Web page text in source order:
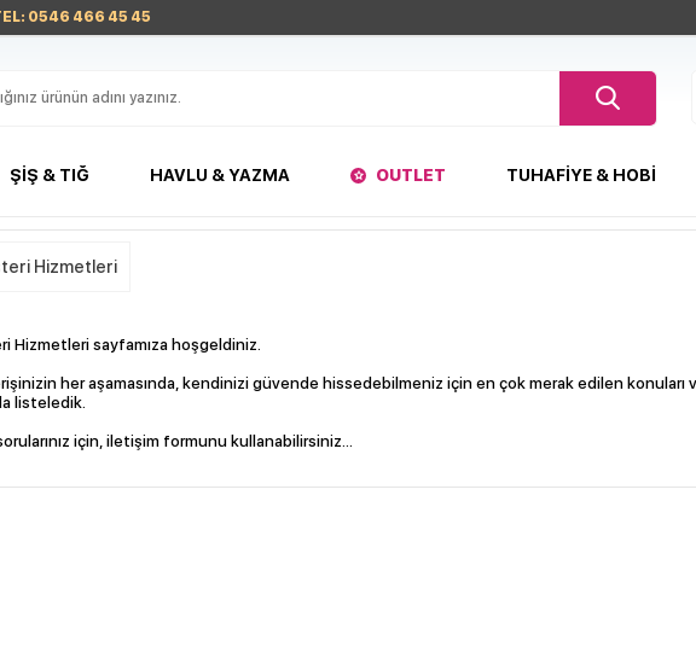
0546 466 45 45
ŞIŞ & TIĞ HAVLU & YAZMA OUTLET TUHAFIYE & HOBI
Hizmetleri
Hizmetleri sayfamıza hoşgeldiniz.
her aşamasında, kendinizi güvende hissedebilmeniz için en çok merak edilen konuları
listeledik.
için, iletişim formunu kullanabilirsiniz...